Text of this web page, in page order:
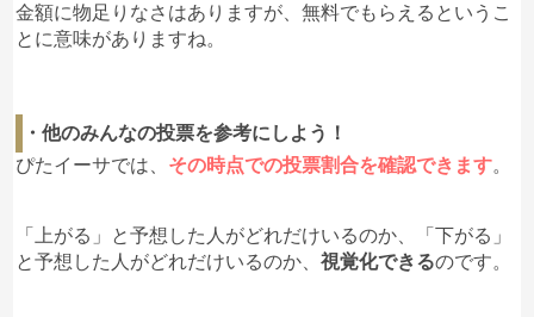
金額に物足りなさはありますが、無料でもらえるというこ
とに意味がありますね。
・他のみんなの投票を参考にしよう！
ぴたイーサでは、 その時点での投票割合を確認できます。
「上がる」と予想した人がどれだけいるのか、「下がる」
と予想した人がどれだけいるのか、視覚化できるのです。